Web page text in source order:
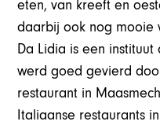
eten, van kreeft en
daarbij ook nog mooie
Da Lidia is een
werd goed gevierd
restaurant in
Italiaanse restaurants